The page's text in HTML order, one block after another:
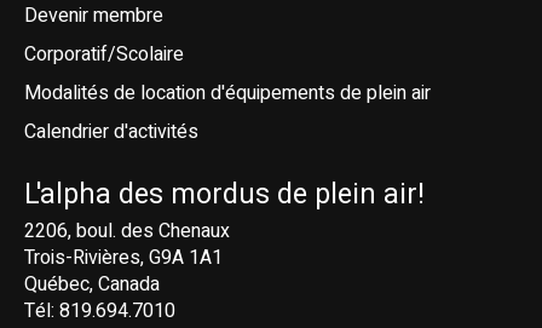
Devenir membre
Corporatif/Scolaire
Modalités de location d'équipements de plein air
Calendrier d'activités
L'alpha des mordus de plein air!
2206, boul. des Chenaux
Trois-Rivières, G9A 1A1
Québec, Canada
Tél: 819.694.7010